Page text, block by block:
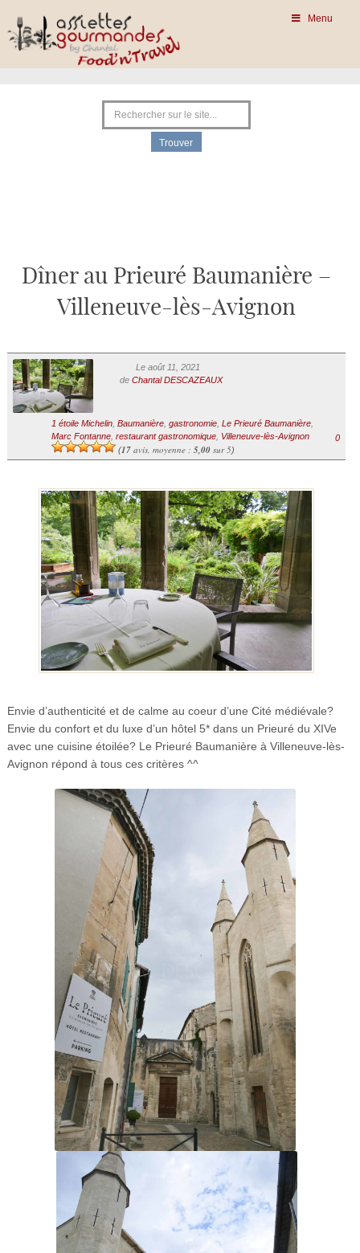
Menu
Dîner au Prieuré Baumanière –
Villeneuve-lès-Avignon
Le août 11, 2021
de Chantal DESCAZEAUX
1 étoile Michelin, Baumanière, gastronomie, Le Prieuré Baumanière,
Marc Fontanne, restaurant gastronomique, Villeneuve-lès-Avignon
(17avis, moyenne : 5,00sur 5)
0
Envie d’authenticité et de calme au coeur d’une Cité médiévale?
Envie du confort et du luxe d’un hôtel 5* dans un Prieuré du XIVe
avec une cuisine étoilée? Le Prieuré Baumanière à Villeneuve-lès-
Avignon répond à tous ces critères ^^